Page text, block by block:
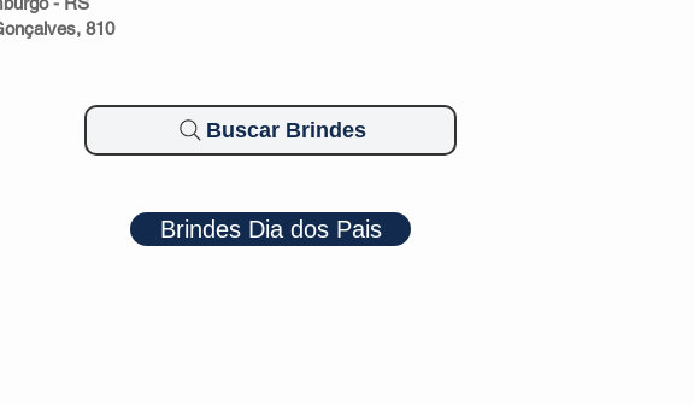
810
Buscar Brindes
Brindes Dia dos Pais